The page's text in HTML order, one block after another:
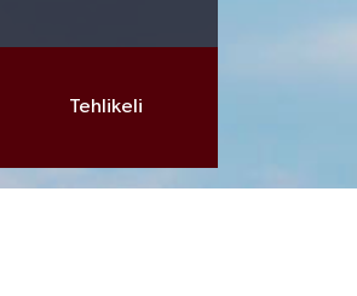
Tehlikeli